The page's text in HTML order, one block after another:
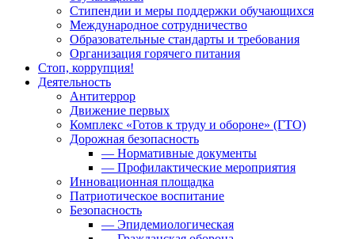
Стипендии и меры поддержки обучающихся
Международное сотрудничество
Образовательные стандарты и требования
Организация горячего питания
Стоп, коррупция!
Деятельность
Антитеррор
Движение первых
Комплекс «Готов к труду и обороне» (ГТО)
Дорожная безопасность
— Нормативные документы
— Профилактические мероприятия
Инновационная площадка
Патриотическое воспитание
Безопасность
— Эпидемиологическая